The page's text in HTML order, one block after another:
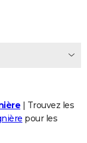
| Trouvez les
pour les